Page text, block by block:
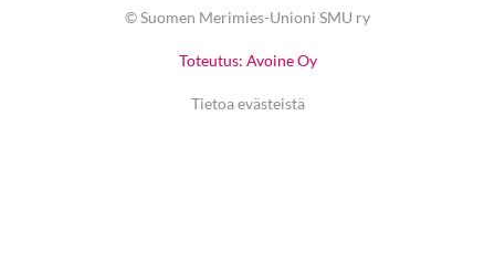
©Suomen Merimies-Unioni SMU ry
Toteutus: Avoine Oy
Tietoa evästeistä